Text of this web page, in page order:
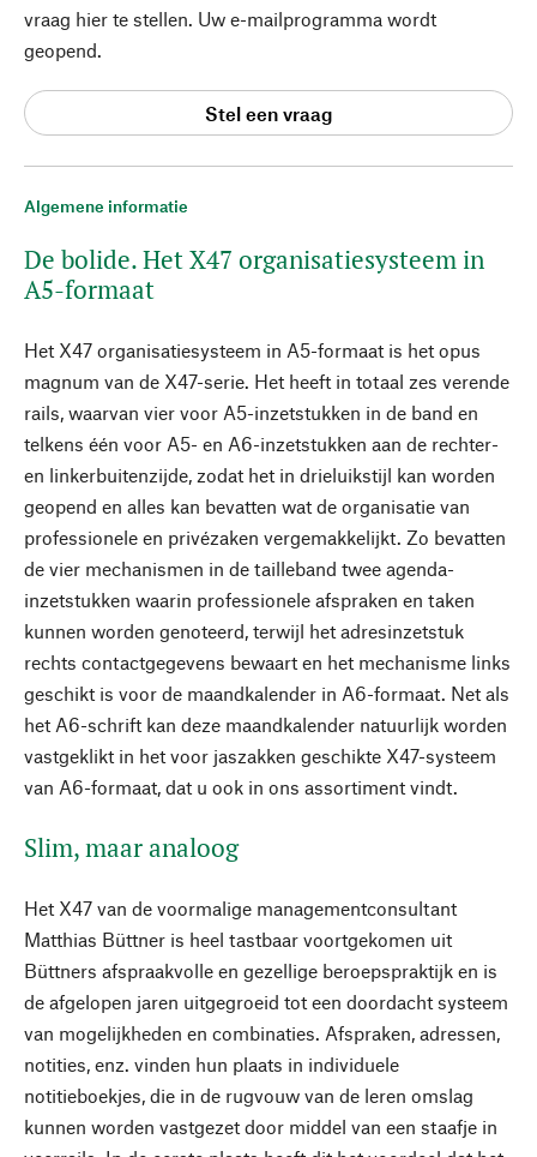
Algemene informatie
De bolide. Het X47 organisatiesysteem in
A5-formaat
Het X47 organisatiesysteem in A5-formaat is het opus
magnum van de X47-serie. Het heeft in totaal zes verende
rails, waarvan vier voor A5-inzetstukken in de band en
telkens één voor A5- en A6-inzetstukken aan de rechter-
en linkerbuitenzijde, zodat het in drieluikstijl kan worden
geopend en alles kan bevatten wat de organisatie van
professionele en privézaken vergemakkelijkt. Zo bevatten
de vier mechanismen in de tailleband twee agenda-
inzetstukken waarin professionele afspraken en taken
kunnen worden genoteerd, terwijl het adresinzetstuk
rechts contactgegevens bewaart en het mechanisme links
geschikt is voor de maandkalender in A6-formaat. Net als
het A6-schrift kan deze maandkalender natuurlijk worden
vastgeklikt in het voor jaszakken geschikte X47-systeem
van A6-formaat, dat u ook in ons assortiment vindt.
Slim, maar analoog
Het X47 van de voormalige managementconsultant
Matthias Büttner is heel tastbaar voortgekomen uit
Büttners afspraakvolle en gezellige beroepspraktijk en is
de afgelopen jaren uitgegroeid tot een doordacht systeem
van mogelijkheden en combinaties. Afspraken, adressen,
notities, enz. vinden hun plaats in individuele
notitieboekjes, die in de rugvouw van de leren omslag
kunnen worden vastgezet door middel van een staafje in
vraag hier te stellen. Uw e-mailprogramma wordt
geopend.
Stel een vraag